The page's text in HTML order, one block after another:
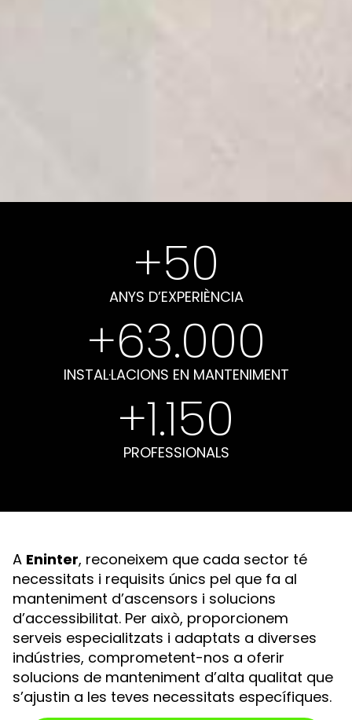
+50
ANYS D’EXPERIÈNCIA
+63.000
INSTAL·LACIONS EN MANTENIMENT
+1.150
PROFESSIONALS
A Eninter, reconeixem que cada sector té
necessitats i requisits únics pel que fa al
manteniment d’ascensors i solucions
d’accessibilitat. Per això, proporcionem
serveis especialitzats i adaptats a diverses
indústries, comprometent-nos a oferir
solucions de manteniment d’alta qualitat que
s’ajustin a les teves necessitats específiques.